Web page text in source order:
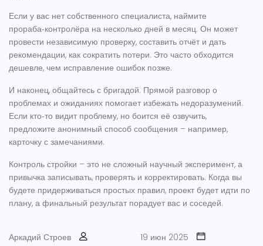
Если у вас нет собственного специалиста, наймите
прораба‑контролёра на несколько дней в месяц. Он может
провести независимую проверку, составить отчёт и дать
рекомендации, как сократить потери. Это часто обходится
дешевле, чем исправление ошибок позже.
И наконец, общайтесь с бригадой. Прямой разговор о
проблемах и ожиданиях помогает избежать недоразумений.
Если кто‑то видит проблему, но боится её озвучить,
предложите анонимный способ сообщения – например,
карточку с замечаниями.
Контроль стройки – это не сложный научный эксперимент, а
привычка записывать, проверять и корректировать. Когда вы
будете придерживаться простых правил, проект будет идти по
плану, а финальный результат порадует вас и соседей.
Аркадий Строев
19 июн 2025